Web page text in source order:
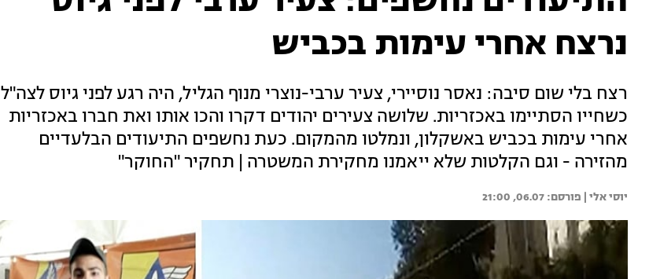
נרצח אחרי עימות בכביש
רצח בלי שום סיבה: נאסר נוסיירי, צעיר ערבי-נוצרי מנוף הגליל, היה רגע לפני גיוס לצה"ל
כשחייו הסתיימו באכזריות. שלושה צעירים יהודים דקרו והכו אותו ואת חברו באכזריות
אחרי עימות בכביש באשקלון, ונמלטו מהמקום. כעת נחשפים התיעודים הבלעדיים
מהזירה - וגם הקלטות שלא ייאמנו מחקירת המשטרה | תחקיר "החוקר"
יוסי אלי | 06.07, 21:00